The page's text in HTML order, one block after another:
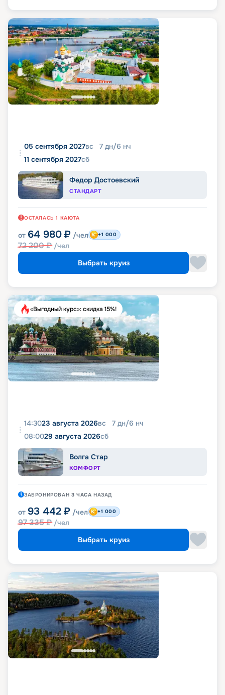
05 сентября 2027вс 7 дн/6 нч
11 сентября 2027сб
Федор Достоевский
СТАНДАРТ
ОСТАЛАСЬ 1 КАЮТА
от 64 980 ₽ /чел
72 200₽ /чел
+1 000
Выбрать круиз
«Выгодный курс»: скидка 15%!
14:3023 августа 2026вс 7 дн/6 нч
08:0029 августа 2026сб
Волга Стар
КОМФОРТ
ЗАБРОНИРОВАН 3 ЧАСА НАЗАД
от 93 442 ₽ /чел
97 335₽ /чел
+1 000
Выбрать круиз